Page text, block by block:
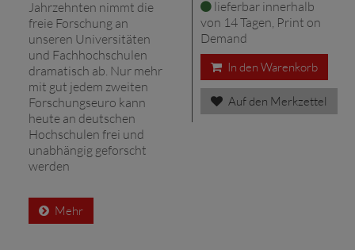
Jahrzehnten nimmt die
freie Forschung an
unseren Universitäten
und Fachhochschulen
dramatisch ab. Nur mehr
mit gut jedem zweiten
Forschungseuro kann
heute an deutschen
Hochschulen frei und
unabhängig geforscht
werden
Mehr
lieferbar innerhalb
von 14 Tagen, Print on
Demand
In den Warenkorb
Auf den Merkzettel